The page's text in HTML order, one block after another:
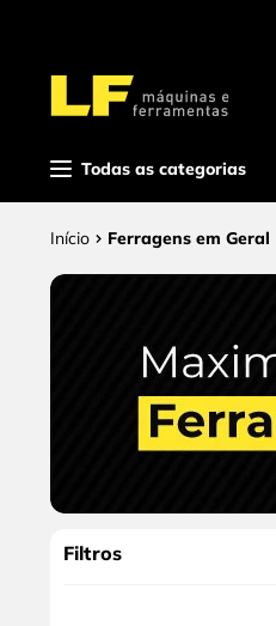
Todas as categorias
Ferragens em Geral
Filtros
Termos mais
buscados
parafusadeira
serra circular